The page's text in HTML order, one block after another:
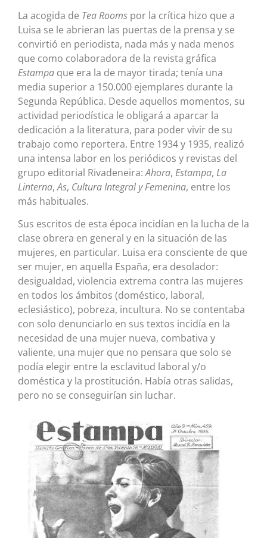
La acogida de Tea Rooms por la crítica hizo que a
Luisa se le abrieran las puertas de la prensa y se
convirtió en periodista, nada más y nada menos
que como colaboradora de la revista gráfica
Estampa que era la de mayor tirada; tenía una
media superior a 150.000 ejemplares durante la
Segunda República. Desde aquellos momentos, su
actividad periodística le obligará a aparcar la
dedicación a la literatura, para poder vivir de su
trabajo como reportera. Entre 1934 y 1935, realizó
una intensa labor en los periódicos y revistas del
grupo editorial Rivadeneira:Ahora, Estampa, La
Linterna,As, Cultura Integral y Femenina, entre los
más habituales.
Sus escritos de esta época incidían en la lucha de la
clase obrera en general y en la situación de las
mujeres, en particular. Luisa era consciente de que
ser mujer, en aquella España, era desolador:
desigualdad, violencia extrema contra las mujeres
en todos los ámbitos (doméstico, laboral,
eclesiástico), pobreza, incultura. No se contentaba
con solo denunciarlo en sus textos incidía en la
necesidad de una mujer nueva, combativa y
valiente, una mujer que no pensara que solo se
podía elegir entre la esclavitud laboral y/o
doméstica y la prostitución. Había otras salidas,
pero no se conseguirían sin luchar.